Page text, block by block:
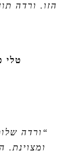
הזו. ורדה
טלי
“ורדה
ומצוינת.